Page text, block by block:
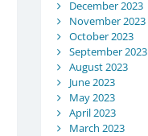
December 2023
November 2023
October 2023
September 2023
August 2023
June 2023
May 2023
April 2023
March 2023